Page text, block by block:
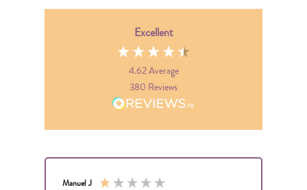
Excellent
4.62Average
380 Reviews
Manuel J